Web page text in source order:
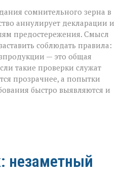
сомнительного зерна в
аннулирует декларации и
предостережения. Смысл
соблюдать правила:
— это общая
такие проверки служат
прозрачнее, а попытки
быстро выявляются и
незаметный